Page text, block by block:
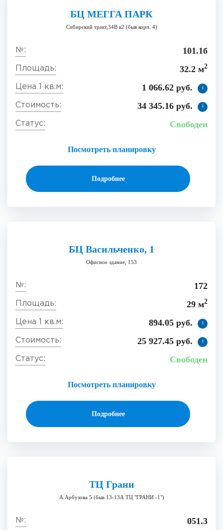
БЦ МЕГГА ПАРК
Сибирский тракт,34В к2 (быв корп. 4)
101.1б
32.2 м2
1 066.62 руб. !
34 345.16 руб. !
Посмотреть планировку
Свободен
Подробнее
БЦ Васильченко, 1
Офисное здание, 153
172
29 м2
894.05 руб. !
25 927.45 руб. !
Посмотреть планировку
Свободен
Подробнее
ТЦ Грани
А.Арбузова 5 (быв 13-13А ТЦ "ГРАНИ -1")
051.3